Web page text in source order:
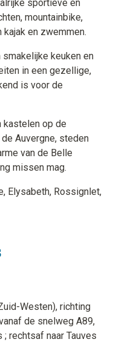
sportieve en
mountainbike,
kajak en zwemmen.
keuken en
in een gezellige,
is voor de
kastelen op de
Auvergne, steden
van de Belle
missen mag.
Elysabeth, Rossignlet,
Westen), richting
de snelweg A89,
rechtsaf naar Tauves